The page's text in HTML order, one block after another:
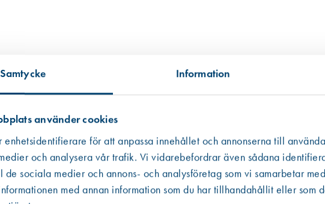
Samtycke Information
använder cookies
enhetsidentifierare för att anpassa innehållet och annonserna till
och analysera vår trafik. Vi vidarebefordrar även sådana
de sociala medier och annons- och analysföretag som vi samarbetar
med annan information som du har tillhandahållit eller som
Västberga
Finns i lager (2 st)
Hitta hit